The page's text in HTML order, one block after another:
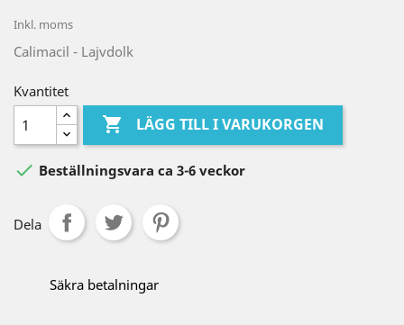
Inkl. moms
Calimacil - Lajvdolk
Kvantitet
 LÄGG TILL I VARUKORGEN
 Beställningsvara ca 3-6 veckor
Dela
Säkra betalningar